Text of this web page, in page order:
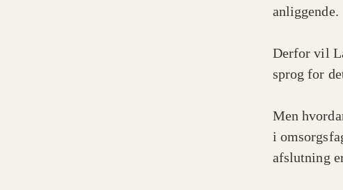
anliggende.
Derfor vil
sprog for
Men
i
afslutning